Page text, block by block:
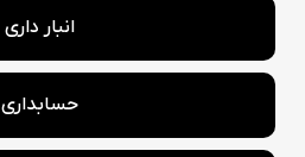
انبار داری
حسابداری